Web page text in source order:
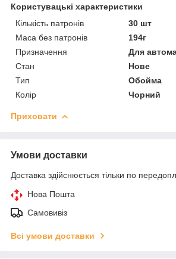
Користувацькі характеристики
Кількість патронів
30 шт
Маса без патронів
194г
Призначення
Для
Стан
Нове
Тип
Обойма
Колір
Чорний
Приховати
Умови доставки
Доставка здійснюється тільки по
Нова Пошта
Самовивіз
Всі умови доставки